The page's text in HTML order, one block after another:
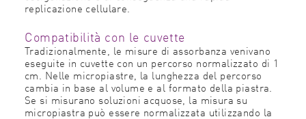
replicazione cellulare.
Compatibilità con le cuvette
Tradizionalmente, le misure di assorbanza venivano
eseguite in cuvette con un percorso normalizzato di 1
cm. Nelle micropiastre, la lunghezza del percorso
cambia in base al volume e al formato della piastra.
Se si misurano soluzioni acquose, la misura su
micropiastra può essere normalizzata utilizzando la